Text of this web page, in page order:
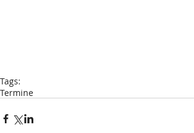
Tags:
Termine